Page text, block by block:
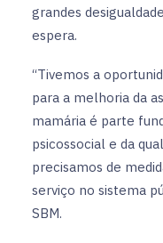
grandes
espera.
“Tivemos a
para a melhoria da
mamária é parte
psicossocial e da
precisamos de
serviço no sistema
SBM.